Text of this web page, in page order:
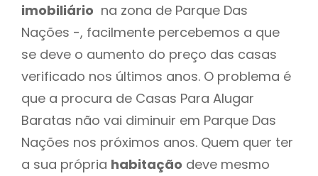
imobiliário na zona de Parque Das
Nações -, facilmente percebemos a que
se deve o aumento do preço das casas
verificado nos últimos anos. O problema é
que a procura de Casas Para Alugar
Baratas não vai diminuir em Parque Das
Nações nos próximos anos. Quem quer ter
a sua própria habitação deve mesmo